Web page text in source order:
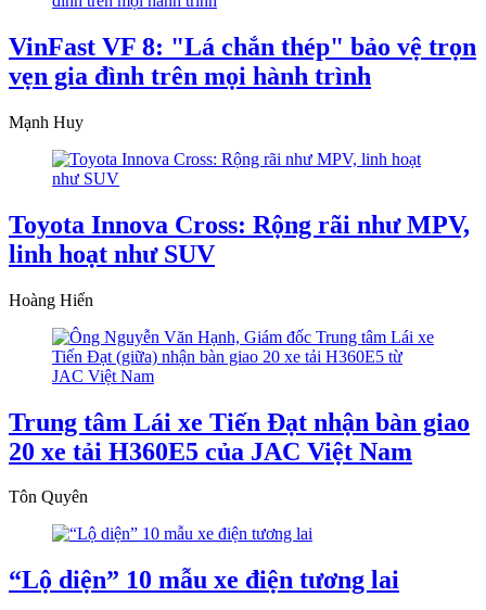
VinFast VF 8: "Lá chắn thép" bảo vệ trọn
vẹn gia đình trên mọi hành trình
Mạnh Huy
Toyota Innova Cross: Rộng rãi như MPV,
linh hoạt như SUV
Hoàng Hiển
Trung tâm Lái xe Tiến Đạt nhận bàn giao
20 xe tải H360E5 của JAC Việt Nam
Tôn Quyên
“Lộ diện” 10 mẫu xe điện tương lai